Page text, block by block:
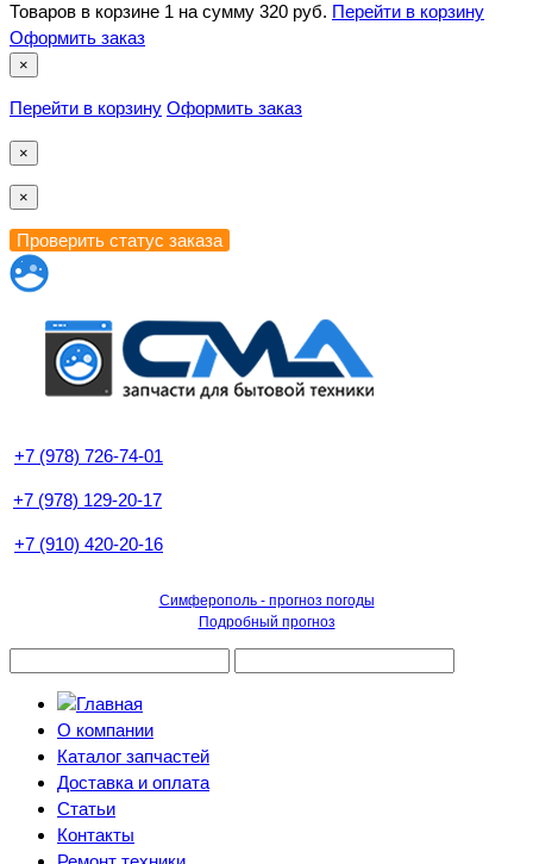
Товаров в корзине 1 на сумму 320 руб. Перейти в корзину
Оформить заказ
×
Перейти в корзину Оформить заказ
×
×
+7 (978) 726-74-01
+7 (978) 129-20-17
+7 (910) 420-20-16
Симферополь - прогноз погоды
Подробный прогноз
О компании
Каталог запчастей
Доставка и оплата
Статьи
Контакты